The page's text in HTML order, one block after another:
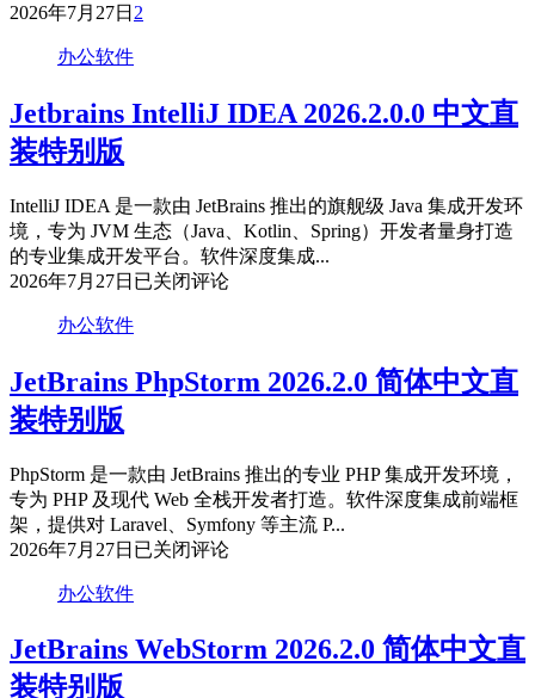
2026年7月27日 2
办公软件
Jetbrains IntelliJ IDEA 2026.2.0.0 中文直
装特别版
IntelliJ IDEA 是一款由 JetBrains 推出的旗舰级 Java 集成开发环
境，专为 JVM 生态（Java、Kotlin、Spring）开发者量身打造
的专业集成开发平台。软件深度集成...
2026年7月27日 Jetbrains
IDEA
文
特
别
版
已关闭评论
办公软件
JetBrains PhpStorm 2026.2.0 简体中文直
装特别版
PhpStorm 是一款由 JetBrains 推出的专业 PHP 集成开发环境，
专为 PHP 及现代 Web 全栈开发者打造。软件深度集成前端框
架，提供对 Laravel、Symfony 等主流 P...
2026年7月27日 JetBrains
2026.2.0
体
中
已关闭评论
办公软件
JetBrains WebStorm 2026.2.0 简体中文直
装特别版